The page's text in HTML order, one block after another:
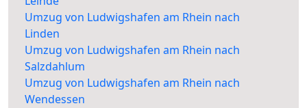
Umzug von Ludwigshafen am Rhein nach
Linden
Umzug von Ludwigshafen am Rhein nach
Salzdahlum
Umzug von Ludwigshafen am Rhein nach
Wendessen